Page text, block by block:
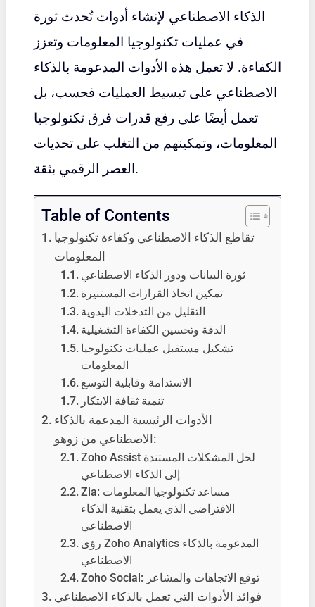
الذكاء الاصطناعي لإنشاء أدوات تُحدث ثورة
في عمليات تكنولوجيا المعلومات وتعزز
الكفاءة. لا تعمل هذه الأدوات المدعومة بالذكاء
الاصطناعي على تبسيط العمليات فحسب، بل
تعمل أيضًا على رفع قدرات فرق تكنولوجيا
المعلومات، وتمكينهم من التغلب على تحديات
العصر الرقمي بثقة.
Table of Contents
تقاطع الذكاء الاصطناعي وكفاءة تكنولوجيا
المعلومات
ثورة البيانات ودور الذكاء الاصطناعي
تمكين اتخاذ القرارات المستنيرة
التقليل من التدخلات اليدوية
الدقة وتحسين الكفاءة التشغيلية
تشكيل مستقبل عمليات تكنولوجيا
المعلومات
الاستدامة وقابلية التوسع
تنمية ثقافة الابتكار
الأدوات الرئيسية المدعمة بالذكاء
الاصطناعي من زوهو:
Zoho Assist لحل المشكلات المستندة
إلى الذكاء الاصطناعي
Zia: مساعد تكنولوجيا المعلومات
الافتراضي الذي يعمل بتقنية الذكاء
الاصطناعي
رؤى Zoho Analytics المدعومة بالذكاء
الاصطناعي
Zoho Social: توقع الاتجاهات والمشاعر
فوائد الأدوات التي تعمل بالذكاء الاصطناعي